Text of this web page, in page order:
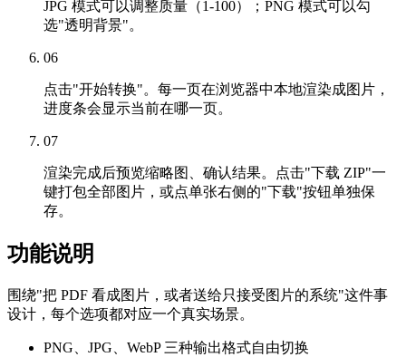
JPG 模式可以调整质量（1-100）；PNG 模式可以勾
选"透明背景"。
06
点击"开始转换"。每一页在浏览器中本地渲染成图片，
进度条会显示当前在哪一页。
07
渲染完成后预览缩略图、确认结果。点击"下载 ZIP"一
键打包全部图片，或点单张右侧的"下载"按钮单独保
存。
功能说明
围绕"把 PDF 看成图片，或者送给只接受图片的系统"这件事
设计，每个选项都对应一个真实场景。
PNG、JPG、WebP 三种输出格式自由切换